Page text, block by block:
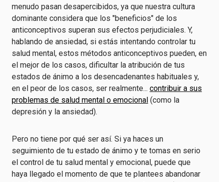
menudo pasan desapercibidos, ya que nuestra cultura
dominante considera que los "beneficios" de los
anticonceptivos superan sus efectos perjudiciales. Y,
hablando de ansiedad, si estás intentando controlar tu
salud mental, estos métodos anticonceptivos pueden, en
el mejor de los casos, dificultar la atribución de tus
estados de ánimo a los desencadenantes habituales y,
en el peor de los casos, ser realmente... contribuir a sus
problemas de salud mental o emocional (como la
depresión y la ansiedad).
Pero no tiene por qué ser así. Si ya haces un
seguimiento de tu estado de ánimo y te tomas en serio
el control de tu salud mental y emocional, puede que
haya llegado el momento de que te plantees abandonar